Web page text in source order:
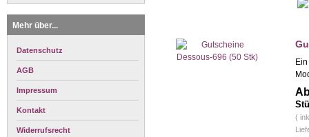
Mehr über...
Datenschutz
AGB
Impressum
Kontakt
Widerrufsrecht
(